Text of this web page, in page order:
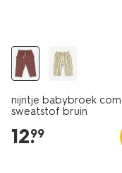
nijntje babybroek
sweatstof bruin
12.
99